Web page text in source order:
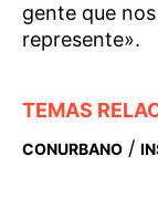
gente que
represente». ​
TEMAS
CONURBANO /